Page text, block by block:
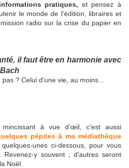
pratiques, et pensez à
le monde de l'édition, libraires et
radio sur la crise du papier en
il faut être en harmonie avec
? Celui d'une vie, au moins...
à vue d’œil, c'est aussi
pépites à ma médiathèque
unes ci-dessous, pour vous
y souvent ; d'autres seront
Noël.